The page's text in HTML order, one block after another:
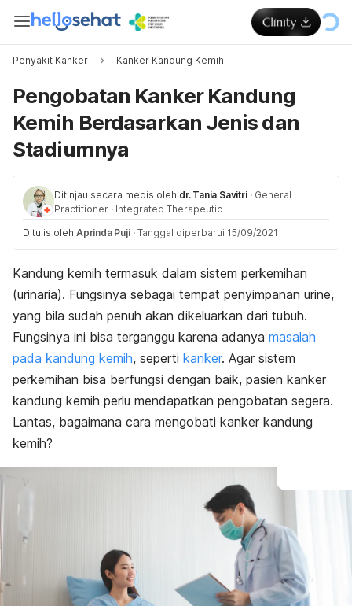
Penyakit Kanker Kanker Kandung Kemih
Pengobatan Kanker Kandung
Kemih Berdasarkan Jenis dan
Stadiumnya
Ditinjau secara medis oleh dr. Tania Savitri · General
Practitioner · Integrated Therapeutic
Ditulis oleh Aprinda Puji · Tanggal diperbarui 15/09/2021
Kandung kemih termasuk dalam sistem perkemihan
(urinaria). Fungsinya sebagai tempat penyimpanan urine,
yang bila sudah penuh akan dikeluarkan dari tubuh.
Fungsinya ini bisa terganggu karena adanya masalah
pada kandung kemih, seperti kanker. Agar sistem
perkemihan bisa berfungsi dengan baik, pasien kanker
kandung kemih perlu mendapatkan pengobatan segera.
Lantas, bagaimana cara mengobati kanker kandung
kemih?